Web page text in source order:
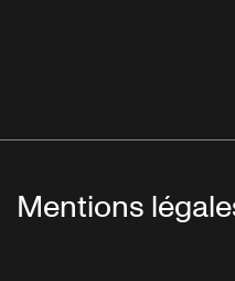
Mentions